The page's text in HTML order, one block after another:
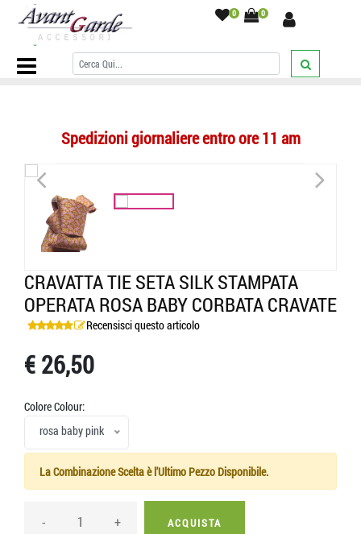
0 0
Home Page/CRAVATTE/Microdisegni/Cravatta tie seta silk
stampata operata rosa baby corbata cravate
Spedizioni giornaliere entro ore 11 am
< >
CRAVATTA TIE SETA SILK STAMPATA
OPERATA ROSA BABY CORBATA CRAVATE
Recensisci questo articolo
€ 26,50
Colore Colour:
rosa baby pink
La Combinazione Scelta è l'Ultimo Pezzo Disponibile.
- + ACQUISTA